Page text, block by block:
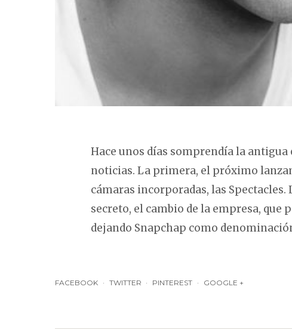
APP
Hace unos días somprendía la
noticias. La primera, el próximo
cámaras incorporadas, las Spectacles.
secreto, el cambio de la empresa, que
dejando Snapchap como
FACEBOOK TWITTER PINTEREST GOOGLE +